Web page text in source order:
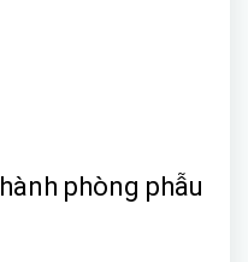
phòng phẫu